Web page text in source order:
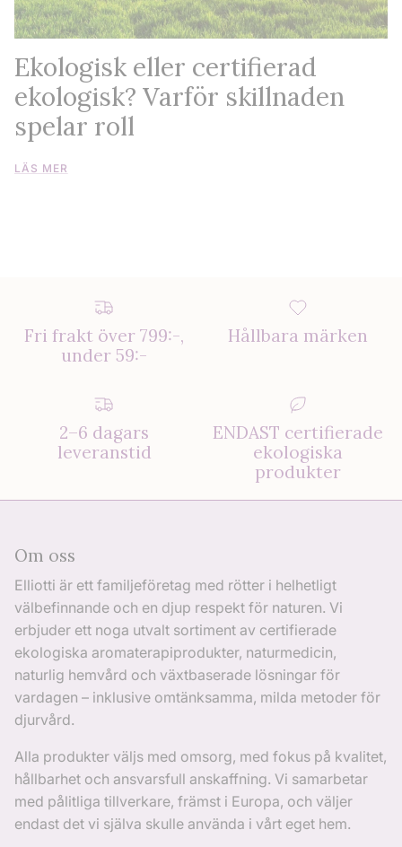
Ekologisk eller certifierad
ekologisk? Varför skillnaden
spelar roll
LÄS MER
Fri frakt över 799:-,
under 59:-
Hållbara märken
2–6 dagars
leveranstid
ENDAST certifierade
ekologiska
produkter
Om oss
Elliotti är ett familjeföretag med rötter i helhetligt
välbefinnande och en djup respekt för naturen. Vi
erbjuder ett noga utvalt sortiment av certifierade
ekologiska aromaterapiprodukter, naturmedicin,
naturlig hemvård och växtbaserade lösningar för
vardagen – inklusive omtänksamma, milda metoder för
djurvård.
Alla produkter väljs med omsorg, med fokus på kvalitet,
hållbarhet och ansvarsfull anskaffning. Vi samarbetar
med pålitliga tillverkare, främst i Europa, och väljer
endast det vi själva skulle använda i vårt eget hem.